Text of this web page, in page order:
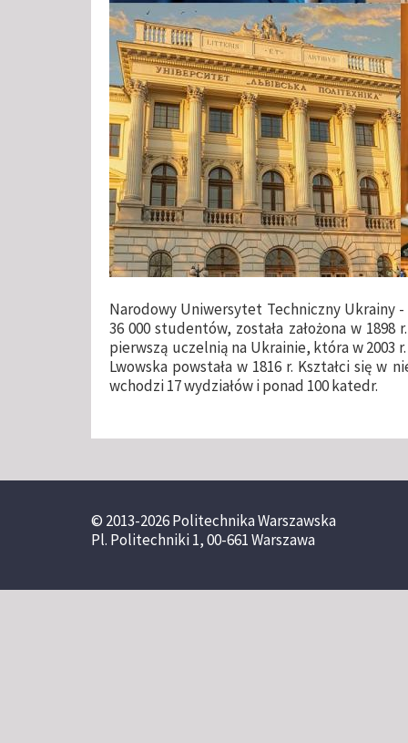
Narodowy Uniwersytet Techniczny Ukrainy
36 000 studentów, została założona w 1898
pierwszą uczelnią na Ukrainie, która w 2003
Lwowska powstała w 1816 r. Kształci się w
wchodzi 17 wydziałów i ponad 100 katedr.
© 2013-2026 Politechnika Warszawska
Pl. Politechniki 1, 00-661 Warszawa